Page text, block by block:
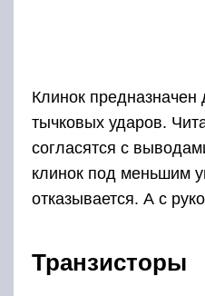
Клинок
тычковых ударов.
согласятся с
клинок под меньшим
отказывается. А с
Транзисторы